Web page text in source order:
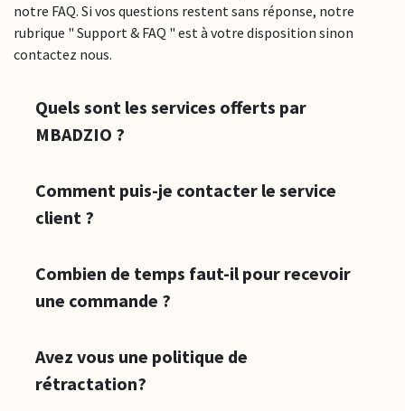
notre FAQ. Si vos questions restent sans réponse, notre
rubrique " Support & FAQ " est à votre disposition sinon
contactez nous.
Quels sont les services offerts par
MBADZIO ?
Comment puis-je contacter le service
client ?
Combien de temps faut-il pour recevoir
une commande ?
Avez vous une politique de
rétractation?